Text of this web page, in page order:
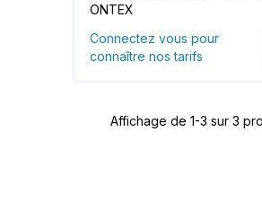
ONTEX
Connectez vous pour
connaître nos tarifs
Affichage de 1-3 sur 3